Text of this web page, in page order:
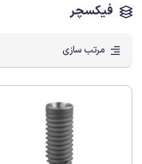
فیکسچر
مرتب سازی